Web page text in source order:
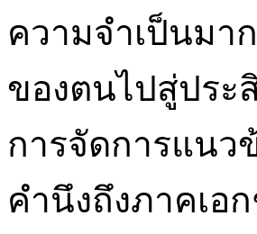
ความจำเป็นมา
ของตนไปสู่ประ
การจัดการแนว
คำนึงถึงภาคเอ